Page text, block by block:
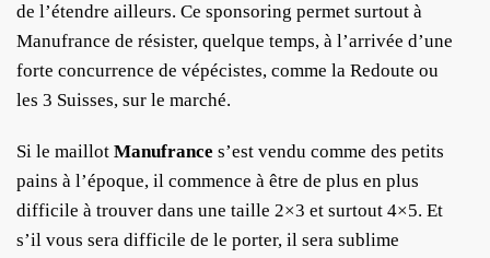
de l’étendre ailleurs. Ce sponsoring permet surtout à
Manufrance de résister, quelque temps, à l’arrivée d’une
forte concurrence de vépécistes, comme la Redoute ou
les 3 Suisses, sur le marché.
Si le maillot Manufrance s’est vendu comme des petits
pains à l’époque, il commence à être de plus en plus
difficile à trouver dans une taille 2×3 et surtout 4×5. Et
s’il vous sera difficile de le porter, il sera sublime